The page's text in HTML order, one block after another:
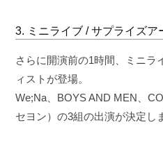
3. ミニライブ / サプライズア
さらに開演前の1時間、ミニラ
ィストが登場。
We;Na、BOYS AND MEN、
セヨン）の3組の出演が決定し